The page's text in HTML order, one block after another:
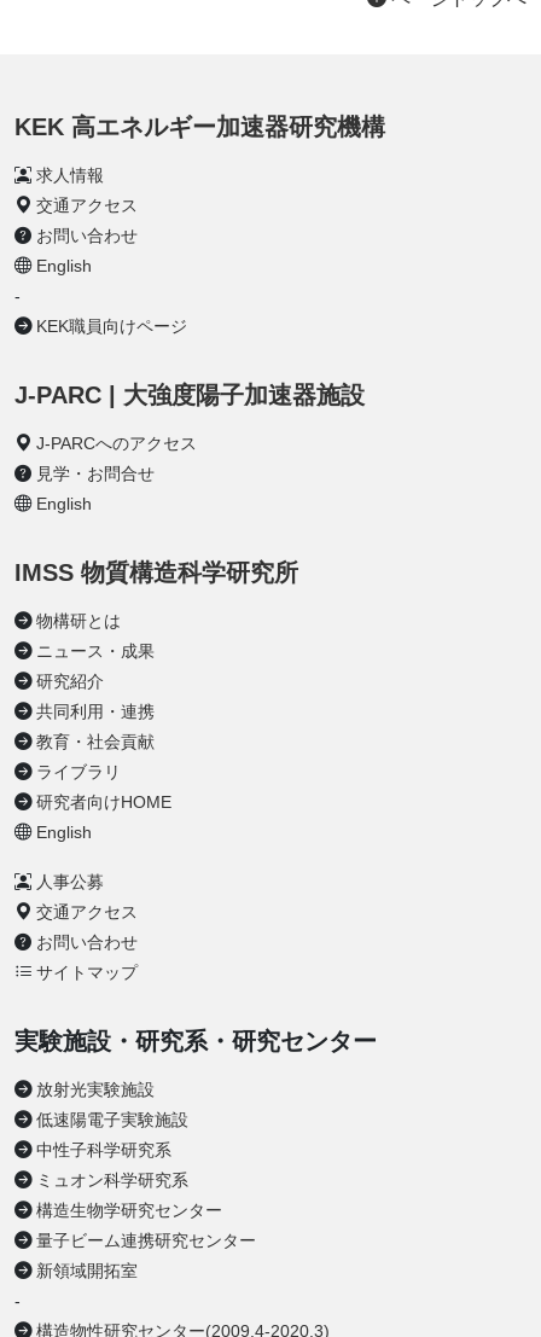
KEK 高エネルギー加速器研究機構
求人情報
交通アクセス
お問い合わせ
English
-
KEK職員向けページ
J-PARC | 大強度陽子加速器施設
J-PARCへのアクセス
見学・お問合せ
English
IMSS 物質構造科学研究所
物構研とは
ニュース・成果
研究紹介
共同利用・連携
教育・社会貢献
ライブラリ
研究者向けHOME
English
人事公募
交通アクセス
お問い合わせ
サイトマップ
実験施設・研究系・研究センター
放射光実験施設
低速陽電子実験施設
中性子科学研究系
ミュオン科学研究系
構造生物学研究センター
量子ビーム連携研究センター
新領域開拓室
-
構造物性研究センター(2009.4-2020.3)